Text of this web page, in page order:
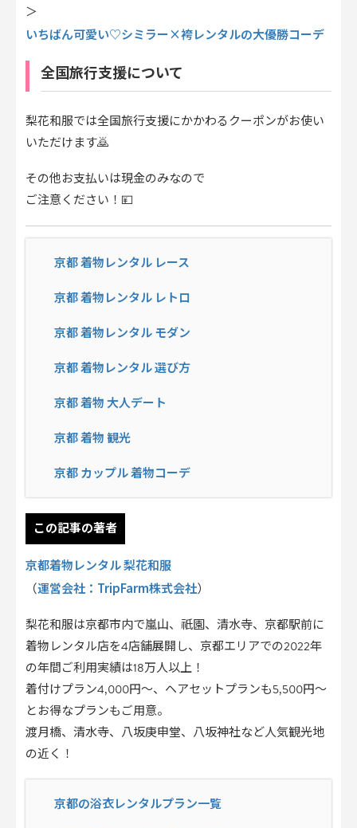
＞
いちばん可愛い♡シミラー×袴レンタルの大優勝コーデ
全国旅行支援について
梨花和服では全国旅行支援にかかわるクーポンがお使い
いただけます🙇
その他お支払いは現金のみなので
ご注意ください！💴
京都 着物レンタル レース
京都 着物レンタル レトロ
京都 着物レンタル モダン
京都 着物レンタル 選び方
京都 着物 大人デート
京都 着物 観光
京都 カップル 着物コーデ
この記事の著者
京都着物レンタル 梨花和服
（運営会社：TripFarm株式会社）
梨花和服は京都市内で嵐山、祇園、清水寺、京都駅前に
着物レンタル店を4店舗展開し、京都エリアでの2022年
の年間ご利用実績は18万人以上！
着付けプラン4,000円～、ヘアセットプランも5,500円～
とお得なプランもご用意。
渡月橋、清水寺、八坂庚申堂、八坂神社など人気観光地
の近く！
京都の浴衣レンタルプラン一覧